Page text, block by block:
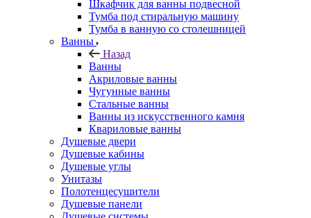
Шкафчик для ванны подвесной
Тумба под стиральную машину
Тумба в ванную со столешницей
Ванны
Назад
Ванны
Акриловые ванны
Чугунные ванны
Стальные ванны
Ванны из искусственного камня
Квариловые ванны
Душевые двери
Душевые кабины
Душевые углы
Унитазы
Полотенцесушители
Душевые панели